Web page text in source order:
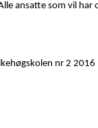
ansatte som vil har
nr 2